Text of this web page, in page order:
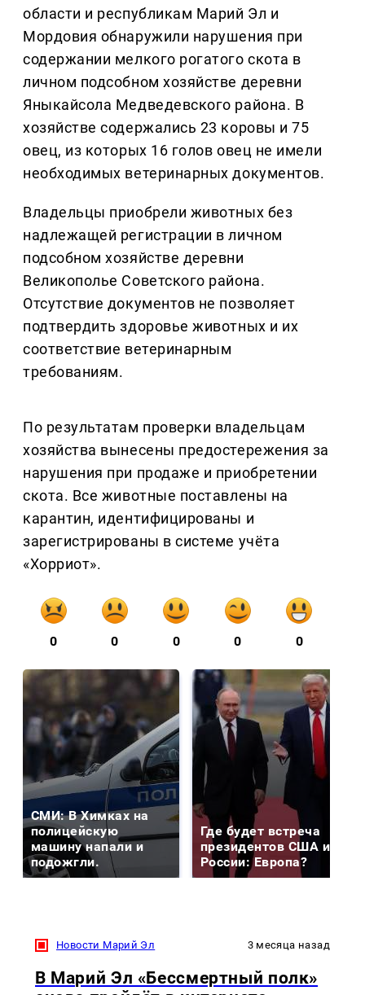
области и республикам Марий Эл и
Мордовия обнаружили нарушения при
содержании мелкого рогатого скота в
личном подсобном хозяйстве деревни
Яныкайсола Медведевского района. В
хозяйстве содержались 23 коровы и 75
овец, из которых 16 голов овец не имели
необходимых ветеринарных документов.
Владельцы приобрели животных без
надлежащей регистрации в личном
подсобном хозяйстве деревни
Великополье Советского района.
Отсутствие документов не позволяет
подтвердить здоровье животных и их
соответствие ветеринарным
требованиям.
По результатам проверки владельцам
хозяйства вынесены предостережения за
нарушения при продаже и приобретении
скота. Все животные поставлены на
карантин, идентифицированы и
зарегистрированы в системе учёта
«Хорриот».
0 0 0 0 0
СМИ: В Химках на
полицейскую
машину напали и
подожгли.
Где будет встреча
президентов США и
России: Европа?
Новости Марий Эл 3 месяца назад
В Марий Эл «Бессмертный полк»